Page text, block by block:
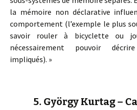
la mémoire non déclarative
comportement (l’exemple le plus
savoir rouler à bicyclette ou
nécessairement pouvoir
impliqués). »
5. György Kurtag –